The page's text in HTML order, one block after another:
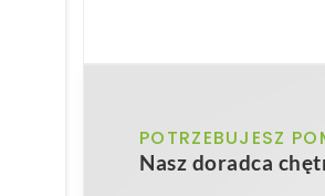
POTRZEBUJESZ
Nasz doradca